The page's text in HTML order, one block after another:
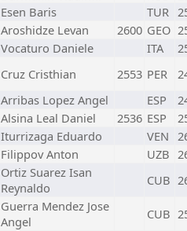
Esen Baris TUR
Aroshidze Levan 2600 GEO
Vocaturo Daniele ITA
Cruz Cristhian 2553 PER
Arribas Lopez Angel ESP
Alsina Leal Daniel 2536 ESP
Iturrizaga Eduardo VEN
Filippov Anton UZB
Ortiz Suarez Isan
Reynaldo
CUB
Guerra Mendez Jose
Angel
CUB